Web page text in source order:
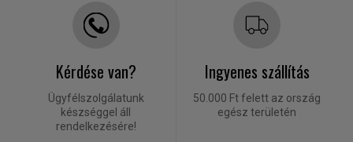
Kérdése van?
Ügyfélszolgálatunk
készséggel áll
rendelkezésére!
Ingyenes szállítás
50.000 Ft felett az ország
egész területén